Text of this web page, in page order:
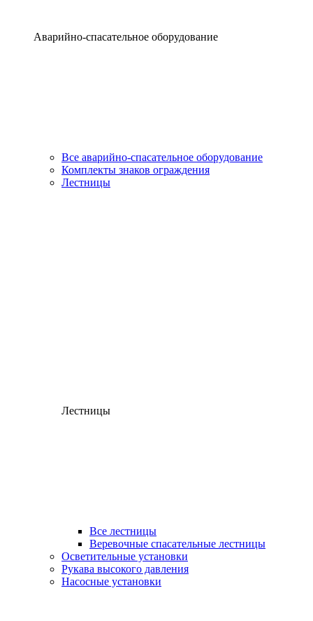
Аварийно-спасательное оборудование
Все аварийно-спасательное оборудование
Комплекты знаков ограждения
Лестницы
Лестницы
Все лестницы
Веревочные спасательные лестницы
Осветительные установки
Рукава высокого давления
Насосные установки